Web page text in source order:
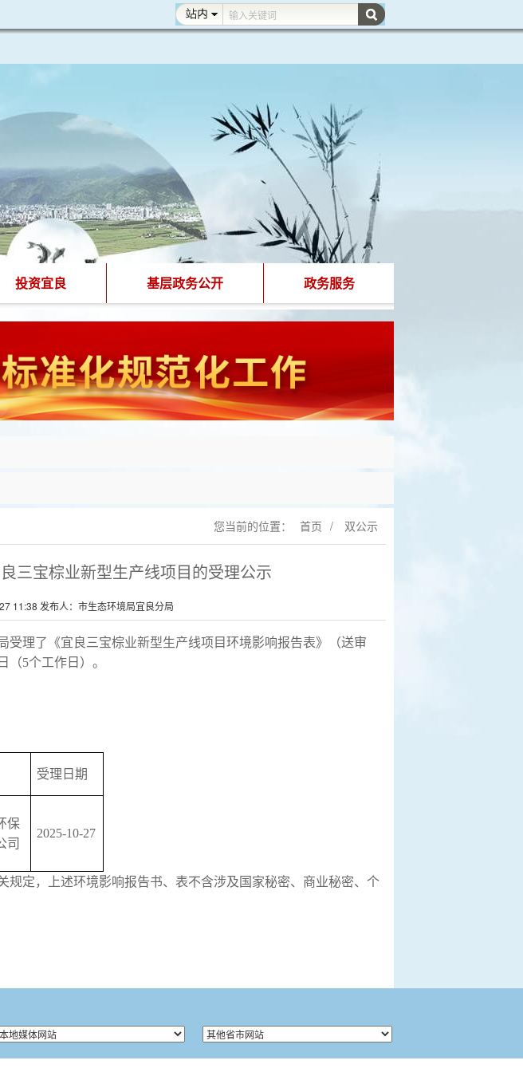
投资宜良 基层政务公开 政务服务
您当前的位置： 首页 / 双公示
三宝棕业新型生产线项目的受理公示
11:38 发布人：市生态环境局宜良分局
受理了《宜良三宝棕业新型生产线项目 环境影响报告表》
（送审
日（5个工作日）。
受理日期
保
司
2025-10-27
定，上述环境影响报告书、表不含涉及国家秘密、商业秘密、个